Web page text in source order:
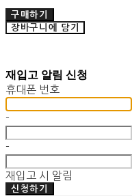
구매하기
장바구니에 담기
재입고 알림 신청
휴대폰 번호
-
-
재입고 시 알림
신청하기